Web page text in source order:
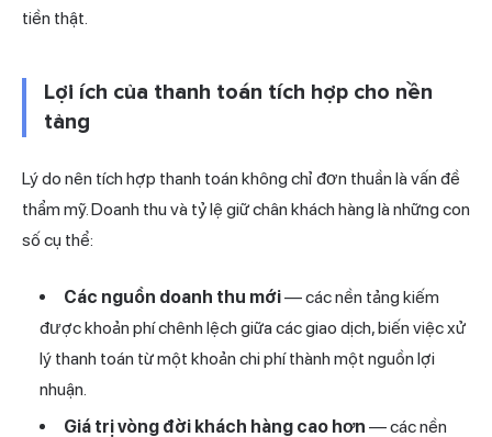
tiền thật.
Lợi ích của thanh toán tích hợp cho nền
tảng
Lý do nên tích hợp thanh toán không chỉ đơn thuần là vấn đề
thẩm mỹ. Doanh thu và tỷ lệ giữ chân khách hàng là những con
số cụ thể:
Các nguồn doanh thu mới— các nền tảng kiếm
được khoản phí chênh lệch giữa các giao dịch, biến việc xử
lý thanh toán từ một khoản chi phí thành một nguồn lợi
nhuận.
Giá trị vòng đời khách hàng cao hơn — các nền